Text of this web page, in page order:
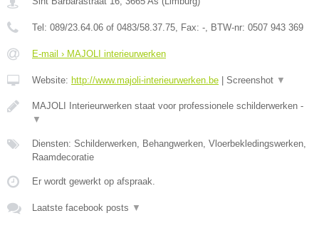
Tel: 089/23.64.06 of 0483/58.37.75, Fax: -, BTW-nr: 0507 943 369
E-mail › MAJOLI interieurwerken
Website: http://www.majoli-interieurwerken.be Screenshot ▼
MAJOLI Interieurwerken staat voor professionele schilderwerken -
▼
Diensten: Schilderwerken, Behangwerken, Vloerbekledingswerken,
Raamdecoratie
Er wordt gewerkt op afspraak.
Laatste facebook posts ▼